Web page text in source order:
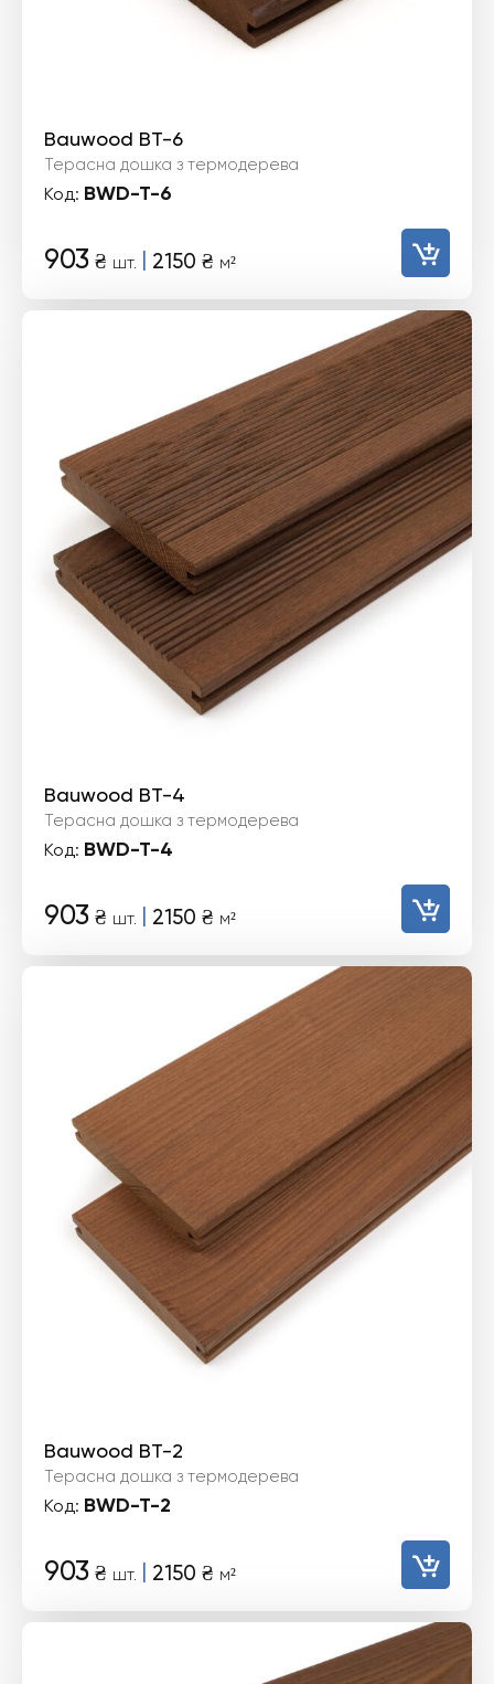
Bauwood BT-6
Терасна дошка з термодерева
Код: BWD-T-6
903 ₴ шт. | 2150 ₴ м²
Bauwood BT-4
Терасна дошка з термодерева
Код: BWD-T-4
903 ₴ шт. | 2150 ₴ м²
Bauwood BT-2
Терасна дошка з термодерева
Код: BWD-T-2
903 ₴ шт. | 2150 ₴ м²